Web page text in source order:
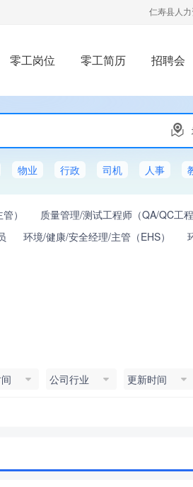
仁寿县人力
零工岗位 零工简历 招聘会
物业 行政 司机 人事
） 质量管理/测试工程师（QA/QC工程
环境/健康/安全经理/主管（EHS）
公司行业 更新时间